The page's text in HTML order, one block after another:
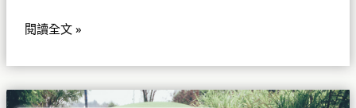
題
理
閱讀全文 »
購